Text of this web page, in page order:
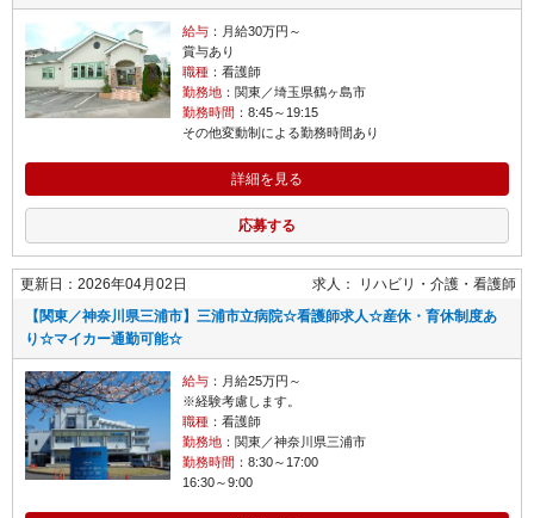
給与：月給30万円～
賞与あり
職種：看護師
勤務地：関東／埼玉県鶴ヶ島市
勤務時間 ：8:45～19:15
その他変動制による勤務時間あり
詳細を見る
応募する
更新日：2026年04月02日 求人： リハビリ・介護
看護師
【関東／神奈川県三浦市】三浦市立病院☆看護師求人☆産休・育休制度あ
り☆マイカー通勤可能☆
給与：月給25万円～
※経験考慮します。
職種：看護師
勤務地：関東／神奈川県三浦市
勤務時間 ：8:30～17:00
16:30～9:00